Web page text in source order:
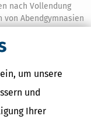
um unsere
und
Ihrer
nach Vollendung
von Abendgymnasien